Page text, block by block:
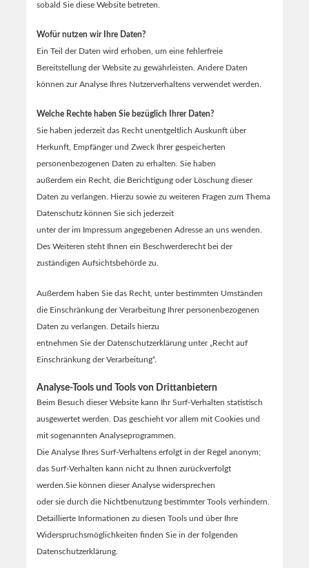
sobald Sie diese Website betreten.
Wofür nutzen wir Ihre Daten?
Ein Teil der Daten wird erhoben, um eine fehlerfreie
Bereitstellung der Website zu gewährleisten. Andere Daten
können zur Analyse Ihres Nutzerverhaltens verwendet werden.
Welche Rechte haben Sie bezüglich Ihrer Daten?
Sie haben jederzeit das Recht unentgeltlich Auskunft über
Herkunft, Empfänger und Zweck Ihrer gespeicherten
personenbezogenen Daten zu erhalten. Sie haben
außerdem ein Recht, die Berichtigung oder Löschung dieser
Daten zu verlangen. Hierzu sowie zu weiteren Fragen zum Thema
Datenschutz können Sie sich jederzeit
unter der im Impressum angegebenen Adresse an uns wenden.
Des Weiteren steht Ihnen ein Beschwerderecht bei der
zuständigen Aufsichtsbehörde zu.
Außerdem haben Sie das Recht, unter bestimmten Umständen
die Einschränkung der Verarbeitung Ihrer personenbezogenen
Daten zu verlangen. Details hierzu
entnehmen Sie der Datenschutzerklärung unter „Recht auf
Einschränkung der Verarbeitung“.
Analyse-Tools und Tools von Drittanbietern
Beim Besuch dieser Website kann Ihr Surf-Verhalten statistisch
ausgewertet werden. Das geschieht vor allem mit Cookies und
mit sogenannten Analyseprogrammen.
Die Analyse Ihres Surf-Verhaltens erfolgt in der Regel anonym;
das Surf-Verhalten kann nicht zu Ihnen zurückverfolgt
werden. Sie können dieser Analyse widersprechen
oder sie durch die Nichtbenutzung bestimmter Tools verhindern.
Detaillierte Informationen zu diesen Tools und über Ihre
Widerspruchsmöglichkeiten finden Sie in der folgenden
Datenschutzerklärung.